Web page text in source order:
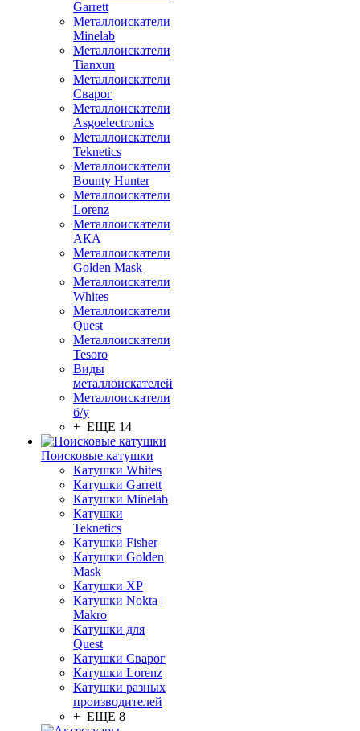
Garrett
Металлоискатели
Minelab
Металлоискатели
Tianxun
Металлоискатели
Сварог
Металлоискатели
Asgoelectronics
Металлоискатели
Teknetics
Металлоискатели
Bounty Hunter
Металлоискатели
Lorenz
Металлоискатели
АКА
Металлоискатели
Golden Mask
Металлоискатели
Whites
Металлоискатели
Quest
Металлоискатели
Tesoro
Виды
металлоискателей
Металлоискатели
б/у
+ ЕЩЕ 14
Поисковые катушки
Катушки Whites
Катушки Garrett
Катушки Minelab
Катушки
Teknetics
Катушки Fisher
Катушки Golden
Mask
Катушки XP
Катушки Nokta |
Makro
Катушки для
Quest
Катушки Сварог
Катушки Lorenz
Катушки разных
производителей
+ ЕЩЕ 8